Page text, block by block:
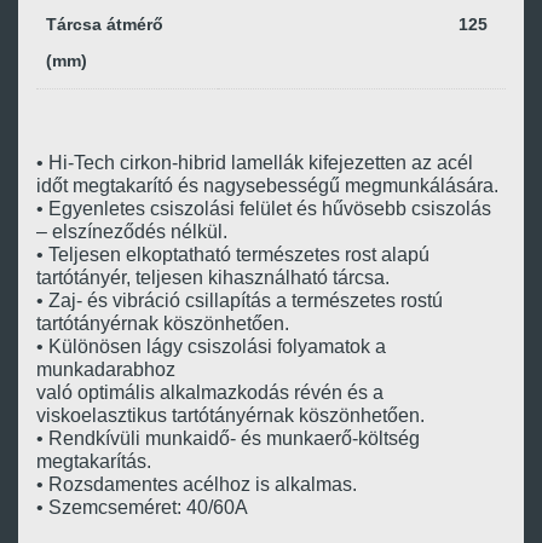
Tárcsa átmérő
(mm)
125
• Hi-Tech cirkon-hibrid lamellák kifejezetten az acél
időt megtakarító és nagysebességű megmunkálására.
• Egyenletes csiszolási felület és hűvösebb csiszolás
– elszíneződés nélkül.
• Teljesen elkoptatható természetes rost alapú
tartótányér, teljesen kihasználható tárcsa.
• Zaj- és vibráció csillapítás a természetes rostú
tartótányérnak köszönhetően.
• Különösen lágy csiszolási folyamatok a
munkadarabhoz
való optimális alkalmazkodás révén és a
viskoelasztikus tartótányérnak köszönhetően.
• Rendkívüli munkaidő- és munkaerő-költség
megtakarítás.
• Rozsdamentes acélhoz is alkalmas.
• Szemcseméret: 40/60A